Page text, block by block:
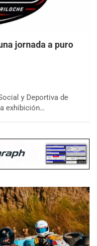
jornada a puro
y Deportiva de
exhibición…